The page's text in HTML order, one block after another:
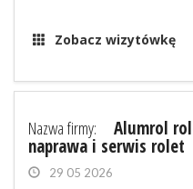
Zobacz wizytówkę
Nazwa firmy: Alumrol
naprawa i serwis rolet
29 05 2026